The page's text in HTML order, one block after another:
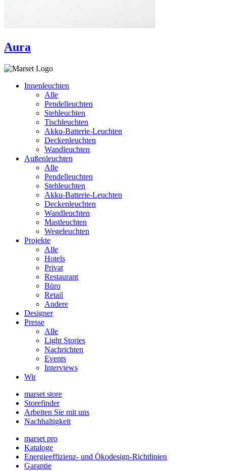
Aura
Innenleuchten
Alle
Pendelleuchten
Stehleuchten
Tischleuchten
Akku-Batterie-Leuchten
Deckenleuchten
Wandleuchten
Außenleuchten
Alle
Pendelleuchten
Stehleuchten
Akku-Batterie-Leuchten
Deckenleuchten
Wandleuchten
Mastleuchten
Wegeleuchten
Projekte
Alle
Hotels
Privat
Restaurant
Büro
Retail
Andere
Designer
Presse
Alle
Light Stories
Nachrichten
Events
Interviews
Wir
marset store
Storefinder
Arbeiten Sie mit uns
Nachhaltigkeit
marset pro
Kataloge
Energieeffizienz- und Ökodesign-Richtlinien
Garantie